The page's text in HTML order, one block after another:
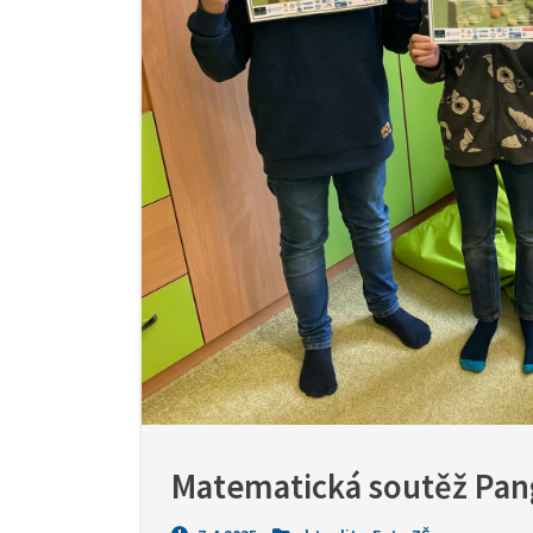
Matematická soutěž